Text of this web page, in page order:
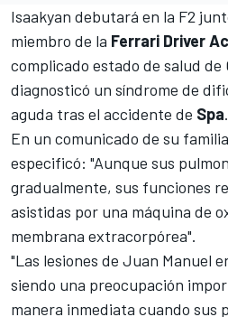
Isaakyan debutará en la F2
miembro de la Ferrari Driver
complicado estado de salud de
diagnosticó un síndrome de
aguda tras el accidente de Spa.
En un comunicado de su
especificó: "Aunque sus
gradualmente, sus funciones
asistidas por una máquina de
membrana extracorpórea".
"Las lesiones de Juan Manuel
siendo una preocupación
manera inmediata cuando sus